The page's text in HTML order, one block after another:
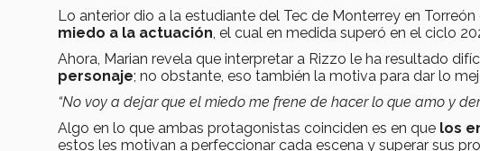
Lo anterior dio a la estudiante del Tec de Monterrey en
miedo a la actuación, el cual en medida superó en el ciclo
Ahora, Marian revela que interpretar a Rizzo le ha resultado
personaje; no obstante, eso también la motiva para dar lo
“No voy a dejar que el miedo me frene de hacer lo que amo y
Algo en lo que ambas protagonistas coinciden es en que los
estos les motivan a perfeccionar cada escena y superar sus